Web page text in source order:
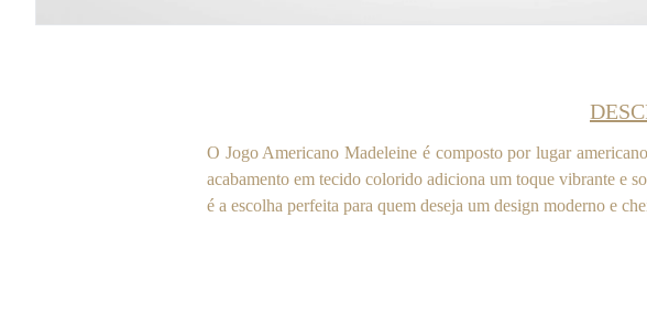
O Jogo Americano Madeleine é composto por lugar
acabamento em tecido colorido adiciona um toque vibrante e
é a escolha perfeita para quem deseja um design moderno e